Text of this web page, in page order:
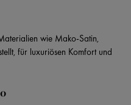
wie Mako-Satin,
für luxuriösen Komfort und